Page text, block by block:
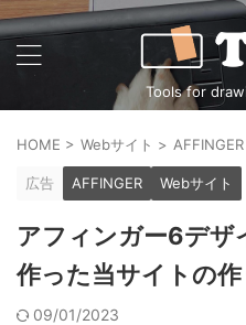
Tools for
HOME > Webサイト > AFFINGER
広告 AFFINGER Webサイト
アフィンガー6デザ
作った当サイトの
09/01/2023